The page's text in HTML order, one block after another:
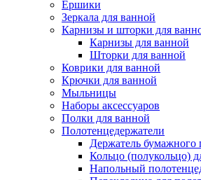
Ершики
Зеркала для ванной
Карнизы и шторки для
Карнизы для ванной
Шторки для ванной
Коврики для ванной
Крючки для ванной
Мыльницы
Наборы аксессуаров
Полки для ванной
Полотенцедержатели
Держатель бумажного
Кольцо (полукольцо)
Напольный